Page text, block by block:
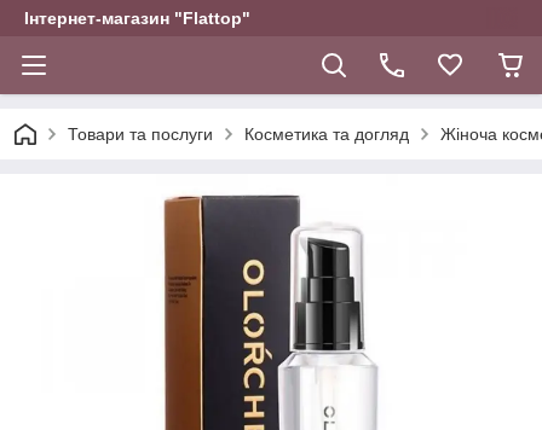
Інтернет-магазин "Flattop"
Товари та послуги Косметика та догляд Жіноча